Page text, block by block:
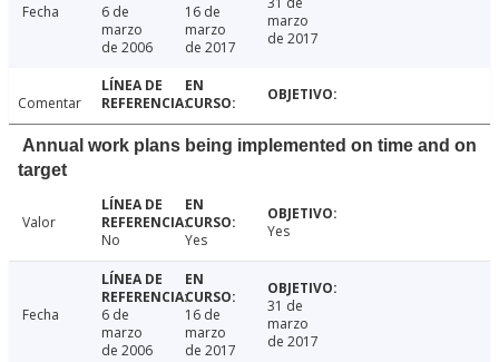
Fecha
6 de
marzo
de 2006
16 de
marzo
de 2017
marzo
de 2017
Comentar
Annual work plans being implemented on time and on
target
Valor
No
Yes Yes
Fecha
6 de
marzo
de 2006
16 de
marzo
de 2017
31 de
marzo
de 2017